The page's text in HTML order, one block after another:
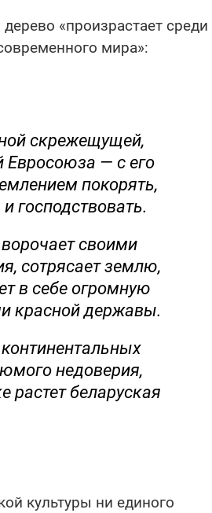
«произрастает среди
мира»:
скрежещущей,
— с его
покорять,
господствовать.
своими
сотрясает землю,
в себе огромную
красной державы.
недоверия,
растет беларуская
культуры ни единого